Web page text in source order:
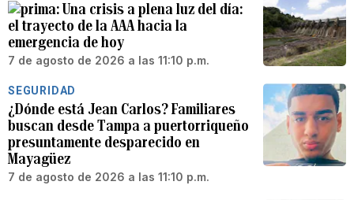
Una crisis a plena luz del día:
el trayecto de la AAA hacia la
emergencia de hoy
7 de agosto de 2026 a las 11:10 p.m.
SEGURIDAD
¿Dónde está Jean Carlos? Familiares
buscan desde Tampa a puertorriqueño
presuntamente desparecido en
Mayagüez
7 de agosto de 2026 a las 11:10 p.m.